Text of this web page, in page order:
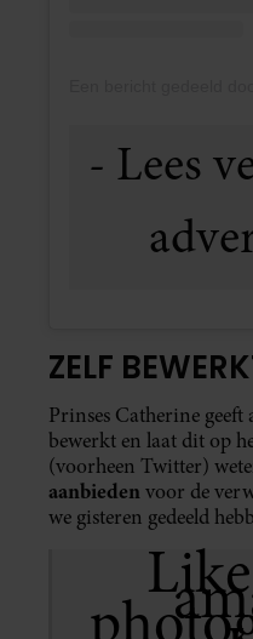
ZELF
Prinses Catherine geeft
bewerkt en laat dit op
(voorheen Twitter)
aanbiedenvoor de
we gisteren gedeeld